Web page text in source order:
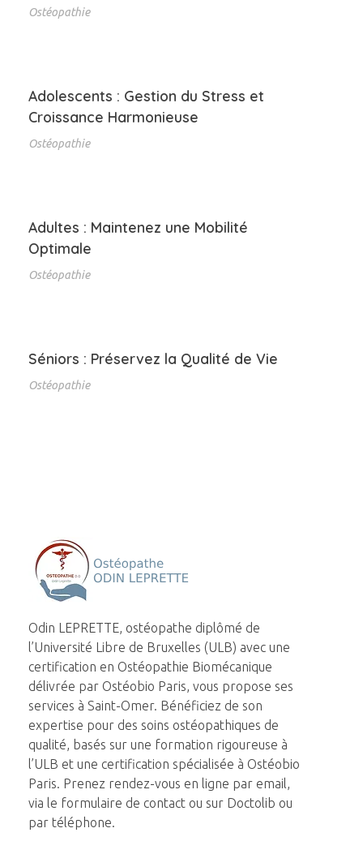
Ostéopathie
Adolescents : Gestion du Stress et
Croissance Harmonieuse
Ostéopathie
Adultes : Maintenez une Mobilité
Optimale
Ostéopathie
Séniors : Préservez la Qualité de Vie
Ostéopathie
Odin LEPRETTE, ostéopathe diplômé de
l’Université Libre de Bruxelles (ULB) avec une
certification en Ostéopathie Biomécanique
délivrée par Ostéobio Paris, vous propose ses
services à Saint-Omer. Bénéficiez de son
expertise pour des soins ostéopathiques de
qualité, basés sur une formation rigoureuse à
l’ULB et une certification spécialisée à Ostéobio
Paris. Prenez rendez-vous en ligne par email,
via le formulaire de contact ou sur Doctolib ou
par téléphone.